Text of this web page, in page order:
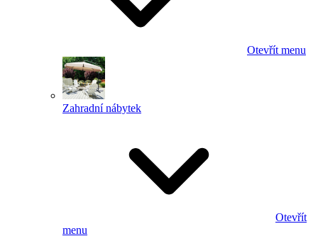
Otevřít menu
Zahradní nábytek
Otevřít
menu